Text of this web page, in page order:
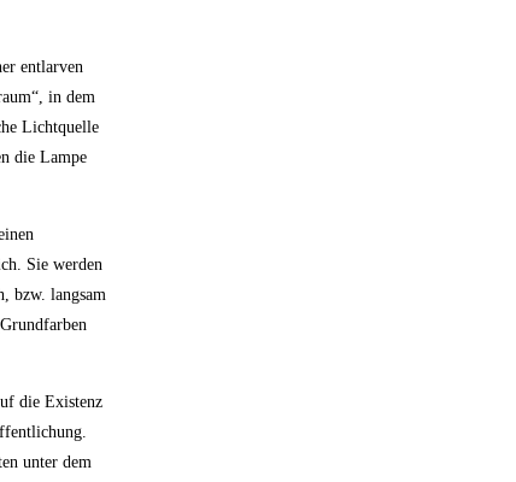
entlarven
in dem
Lichtquelle
die Lampe
Sie werden
bzw. langsam
die Existenz
unter dem